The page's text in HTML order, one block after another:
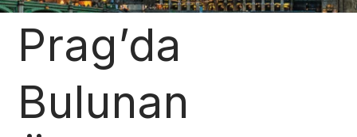
Prag’da
Bulunan